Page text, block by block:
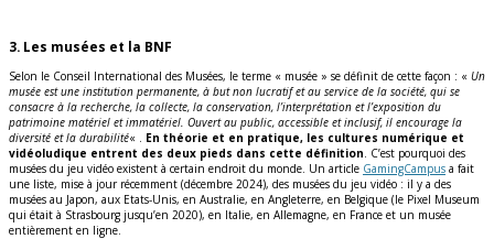
3. Les musées et la BNF
Selon le Conseil International des Musées, le terme « musée » se définit de cette façon : « Un
musée est une institution permanente, à but non lucratif et au service de la société, qui se
consacre à la recherche, la collecte, la conservation, l’interprétation et l’exposition du
patrimoine matériel et immatériel. Ouvert au public, accessible et inclusif, il encourage la
diversité et la durabilité« . En théorie et en pratique, les cultures numérique et
vidéoludique entrent des deux pieds dans cette définition . C’est pourquoi des
musées du jeu vidéo existent à certain endroit du monde. Un article GamingCampus a fait
une liste, mise à jour récemment (décembre 2024), des musées du jeu vidéo : il y a des
musées au Japon, aux Etats-Unis, en Australie, en Angleterre, en Belgique (le Pixel Museum
qui était à Strasbourg jusqu’en 2020), en Italie, en Allemagne, en France et un musée
entièrement en ligne.